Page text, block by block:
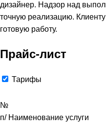
дизайнер. Надзор над
точную реализацию.
готовую работу.
Прайс-лист
Тарифы
№
п/ Наименование услуги